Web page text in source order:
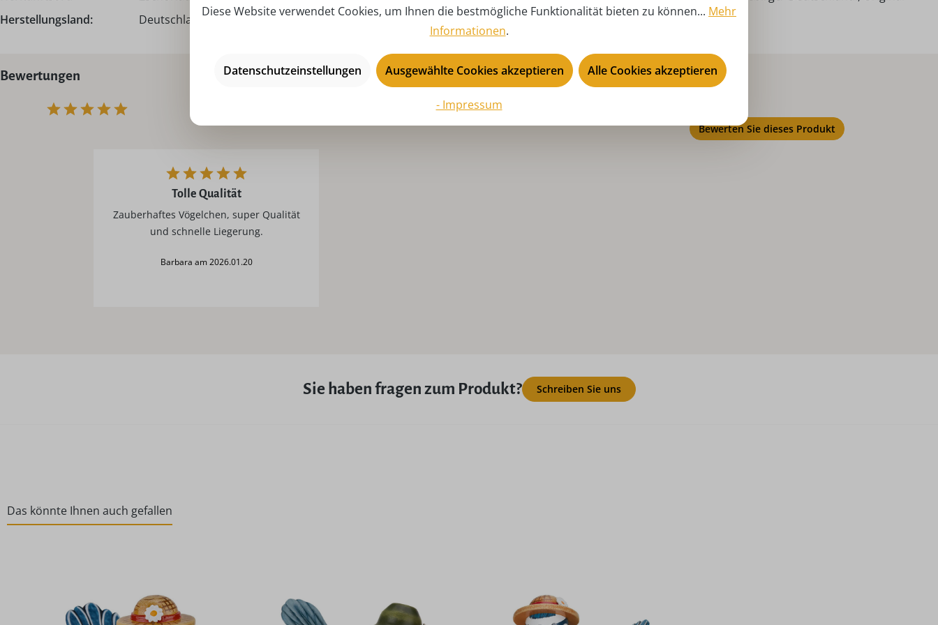
Herstellungsland:
Deutschland - Made in Germany
Hubrig!
Bewertungen
Bewerten Sie dieses Produkt
Tolle Qualität
Zauberhaftes Vögelchen, super Qualität
und schnelle Liegerung.
Barbara am 2026.01.20
Sie haben fragen zum Produkt? Schreiben Sie uns
Das könnte Ihnen auch gefallen
Diese Website verwendet Cookies, um Ihnen die bestmögliche Funktionalität bieten zu können... Mehr
Informationen.
Datenschutzeinstellungen Ausgewählte Cookies akzeptieren Alle Cookies akzeptieren
- Impressum